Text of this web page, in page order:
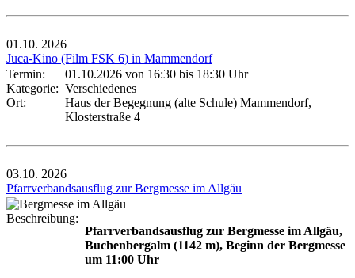
01.10. 2026
Juca-Kino (Film FSK 6) in Mammendorf
Termin:
01.10.2026 von 16:30 bis 18:30 Uhr
Kategorie: Verschiedenes
Ort:
Haus der Begegnung (alte Schule) Mammendorf,
Klosterstraße 4
03.10. 2026
Pfarrverbandsausflug zur Bergmesse im Allgäu
Beschreibung:
Pfarrverbandsausflug zur Bergmesse im Allgäu,
Buchenbergalm (1142 m), Beginn der Bergmesse
um 11:00 Uhr